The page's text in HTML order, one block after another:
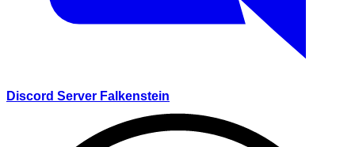
Discord Server Falkenstein